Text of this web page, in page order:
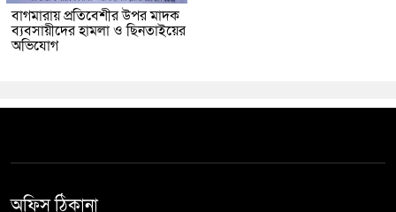
বাগমারায় প্রতিবেশীর উপর মাদক
ব্যবসায়ীদের হামলা ও ছিনতাইয়ের
অভিযোগ
অফিস ঠিকানা